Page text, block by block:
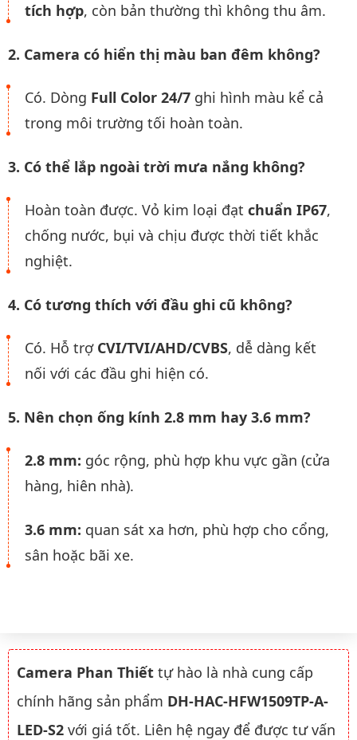
tích hợp, còn bản thường thì không thu âm.
2. Camera có hiển thị màu ban đêm không?
Có. Dòng Full Color 24/7 ghi hình màu kể cả
trong môi trường tối hoàn toàn.
3. Có thể lắp ngoài trời mưa nắng không?
Hoàn toàn được. Vỏ kim loại đạt chuẩn IP67,
chống nước, bụi và chịu được thời tiết khắc
nghiệt.
4. Có tương thích với đầu ghi cũ không?
Có. Hỗ trợ CVI/TVI/AHD/CVBS, dễ dàng kết
nối với các đầu ghi hiện có.
5. Nên chọn ống kính 2.8 mm hay 3.6 mm?
2.8 mm: góc rộng, phù hợp khu vực gần (cửa
hàng, hiên nhà).
3.6 mm: quan sát xa hơn, phù hợp cho cổng,
sân hoặc bãi xe.
Camera Phan Thiết tự hào là nhà cung cấp
chính hãng sản phẩm DH-HAC-HFW1509TP-A-
LED-S2 với giá tốt. Liên hệ ngay để được tư vấn